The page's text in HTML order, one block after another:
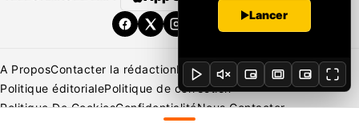
A ProposContacter la rédactionRédaction Mentions légales
Politique éditorialePolitique de correction
Politique De CookiesConfidentialitéNous Contacter
Lancer